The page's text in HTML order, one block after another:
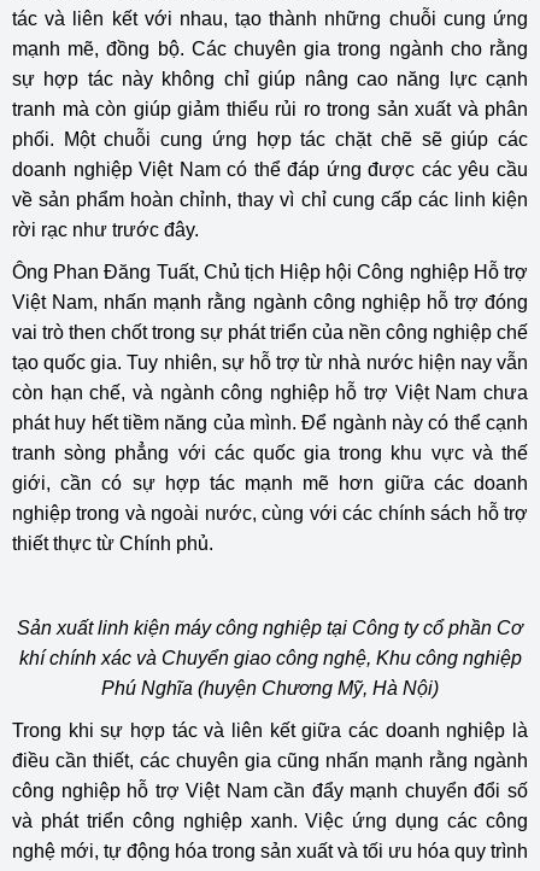
tác và liên kết với nhau, tạo thành những chuỗi cung ứng
mạnh mẽ, đồng bộ. Các chuyên gia trong ngành cho rằng
sự hợp tác này không chỉ giúp nâng cao năng lực cạnh
tranh mà còn giúp giảm thiểu rủi ro trong sản xuất và phân
phối. Một chuỗi cung ứng hợp tác chặt chẽ sẽ giúp các
doanh nghiệp Việt Nam có thể đáp ứng được các yêu cầu
về sản phẩm hoàn chỉnh, thay vì chỉ cung cấp các linh kiện
rời rạc như trước đây.
Ông Phan Đăng Tuất, Chủ tịch Hiệp hội Công nghiệp Hỗ trợ
Việt Nam, nhấn mạnh rằng ngành công nghiệp hỗ trợ đóng
vai trò then chốt trong sự phát triển của nền công nghiệp chế
tạo quốc gia. Tuy nhiên, sự hỗ trợ từ nhà nước hiện nay vẫn
còn hạn chế, và ngành công nghiệp hỗ trợ Việt Nam chưa
phát huy hết tiềm năng của mình. Để ngành này có thể cạnh
tranh sòng phẳng với các quốc gia trong khu vực và thế
giới, cần có sự hợp tác mạnh mẽ hơn giữa các doanh
nghiệp trong và ngoài nước, cùng với các chính sách hỗ trợ
thiết thực từ Chính phủ.
Sản xuất linh kiện máy công nghiệp tại Công ty cổ phần Cơ
khí chính xác và Chuyển giao công nghệ, Khu công nghiệp
Phú Nghĩa (huyện Chương Mỹ, Hà Nội)
Trong khi sự hợp tác và liên kết giữa các doanh nghiệp là
điều cần thiết, các chuyên gia cũng nhấn mạnh rằng ngành
công nghiệp hỗ trợ Việt Nam cần đẩy mạnh chuyển đổi số
và phát triển công nghiệp xanh. Việc ứng dụng các công
nghệ mới, tự động hóa trong sản xuất và tối ưu hóa quy trình